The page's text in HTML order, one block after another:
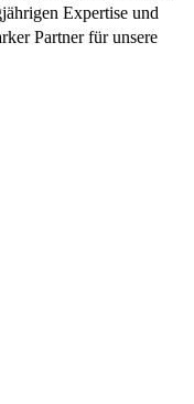
Expertise und
Partner für unsere